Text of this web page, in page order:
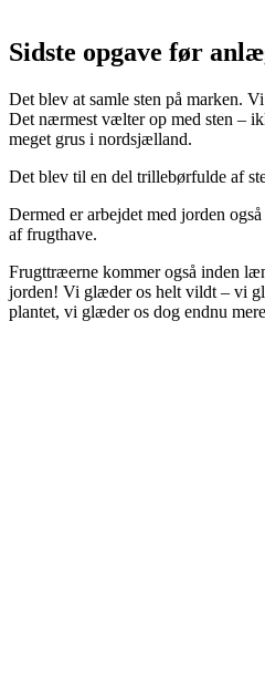
Sidste opgave før
Det blev at samle sten på marken.
Det nærmest vælter op med sten –
meget grus i nordsjælland.
Det blev til en del trillebørfulde af
Dermed er arbejdet med jorden
af frugthave.
Frugttræerne kommer også inden
jorden! Vi glæder os helt vildt – vi
plantet, vi glæder os dog endnu